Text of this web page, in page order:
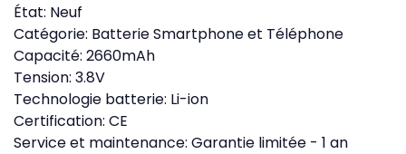
État: Neuf
Catégorie: Batterie Smartphone et Téléphone
Capacité: 2660mAh
Tension: 3.8V
Technologie batterie: Li-ion
Certification: CE
Service et maintenance: Garantie limitée - 1 an